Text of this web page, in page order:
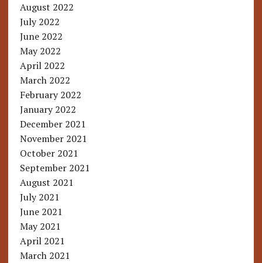
August 2022
July 2022
June 2022
May 2022
April 2022
March 2022
February 2022
January 2022
December 2021
November 2021
October 2021
September 2021
August 2021
July 2021
June 2021
May 2021
April 2021
March 2021